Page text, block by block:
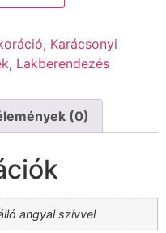
, Karácsonyi
, Lakberendezés
(0)
angyal szívvel